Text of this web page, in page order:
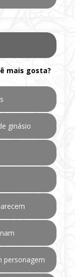
mais gosta?
ginásio
personagem